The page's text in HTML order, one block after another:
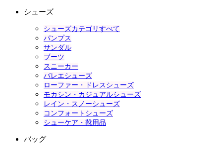
シューズ
シューズカテゴリすべて
パンプス
サンダル
ブーツ
スニーカー
バレエシューズ
ローファー・ドレスシューズ
モカシン・カジュアルシューズ
レイン・スノーシューズ
コンフォートシューズ
シューケア・靴用品
バッグ